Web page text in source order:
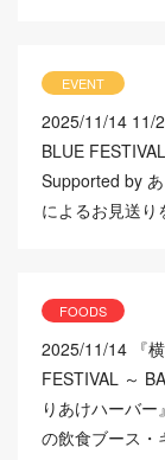
EVENT
2025/11/14 11/
BLUE
Supported by
によるお見送り
FOODS
2025/11/14 『
FESTIVAL ～
りあけハーバ
の飲食ブース・